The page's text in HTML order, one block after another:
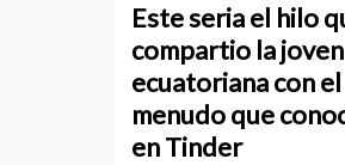
Este seri­a el hilo
compartio la joven
ecuatoriana con el
menudo que
en Tinder